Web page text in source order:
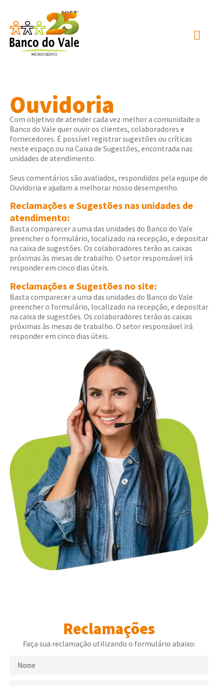
Ouvidoria
Com objetivo de atender cada vez melhor a comunidade o
Banco do Vale quer ouvir os clientes, colaboradores e
fornecedores. É possível registrar sugestões ou críticas
neste espaço ou na Caixa de Sugestões, encontrada nas
unidades de atendimento.
Seus comentários são avaliados, respondidos pela equipe de
Ouvidoria e ajudam a melhorar nosso desempenho.
Reclamações e Sugestões nas unidades de
atendimento:
Basta comparecer a uma das unidades do Banco do Vale
preencher o formulário, localizado na recepção, e depositar
na caixa de sugestões. Os colaboradores terão as caixas
próximas às mesas de trabalho. O setor responsável irá
responder em cinco dias úteis.
Reclamações e Sugestões no site:
Basta comparecer a uma das unidades do Banco do Vale
preencher o formulário, localizado na recepção, e depositar
na caixa de sugestões. Os colaboradores terão as caixas
próximas às mesas de trabalho. O setor responsável irá
responder em cinco dias úteis.
Reclamações
Faça sua reclamação utilizando o formulário abaixo: